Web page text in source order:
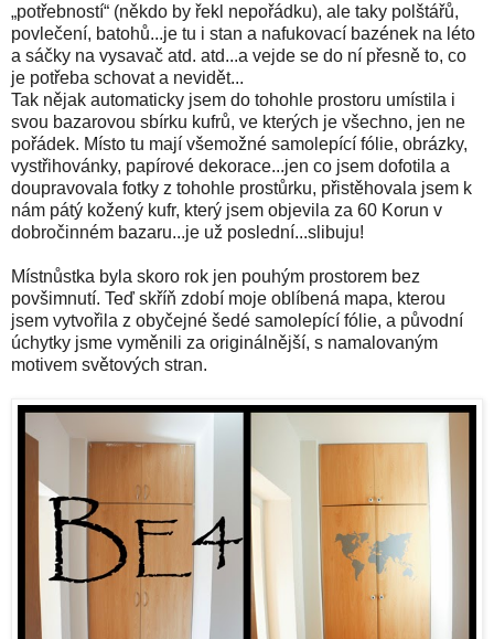
„potřebností“ (někdo by řekl nepořádku), ale taky polštářů,
povlečení, batohů...je tu i stan a nafukovací bazének na léto
a sáčky na vysavač atd. atd...a vejde se do ní přesně to, co
je potřeba schovat a nevidět...
Tak nějak automaticky jsem do tohohle prostoru umístila i
svou bazarovou sbírku kufrů, ve kterých je všechno, jen ne
pořádek. Místo tu mají všemožné samolepící fólie, obrázky,
vystřihovánky, papírové dekorace...jen co jsem dofotila a
doupravovala fotky z tohohle prostůrku, přistěhovala jsem k
nám pátý kožený kufr, který jsem objevila za 60 Korun v
dobročinném bazaru...je už poslední...slibuju!
Místnůstka byla skoro rok jen pouhým prostorem bez
povšimnutí. Teď skříň zdobí moje oblíbená mapa, kterou
jsem vytvořila z obyčejné šedé samolepící fólie, a původní
úchytky jsme vyměnili za originálnější, s namalovaným
motivem světových stran.